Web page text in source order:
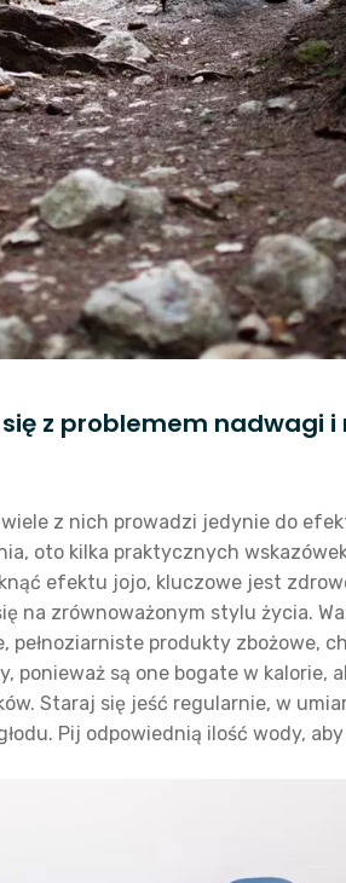
z problemem nadwagi
z nich prowadzi jedynie do
oto kilka praktycznych
efektu jojo, kluczowe jest
na zrównoważonym stylu życia.
produkty zbożowe,
są one bogate w kalorie,
Staraj się jeść regularnie, w
Pij odpowiednią ilość wody,